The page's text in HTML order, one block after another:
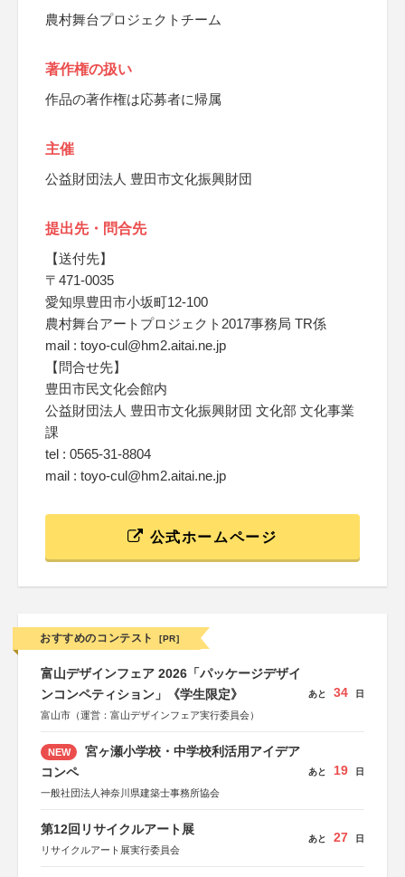
農村舞台プロジェクトチーム
著作権の扱い
作品の著作権は応募者に帰属
主催
公益財団法人 豊田市文化振興財団
提出先・問合先
【送付先】
〒471-0035
愛知県豊田市小坂町12-100
農村舞台アートプロジェクト2017事務局 TR係
mail : toyo-cul@hm2.aitai.ne.jp
【問合せ先】
豊田市民文化会館内
公益財団法人 豊田市文化振興財団 文化部 文化事業
課
tel : 0565-31-8804
mail : toyo-cul@hm2.aitai.ne.jp
公式ホームページ
おすすめのコンテスト [PR]
富山デザインフェア 2026「パッケージデザイ
ンコンペティション」《学生限定》
富山市（運営：富山デザインフェア実行委員会）
あと 34 日
NEW
宮ヶ瀬小学校・中学校利活用アイデア
コンペ
一般社団法人神奈川県建築士事務所協会
あと 19 日
第12回リサイクルアート展
リサイクルアート展実行委員会
あと 27 日